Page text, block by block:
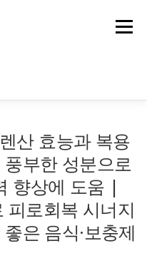
메뉴
산 효능과 복용
부한 성분으로
향상에 도움 |
피로회복 시너지
은 음식·보충제